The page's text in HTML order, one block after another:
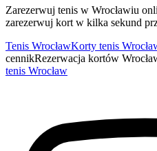
Zarezerwuj tenis w Wrocławiu
zarezerwuj kort w kilka sekund
Tenis WrocławKorty tenis
cennikRezerwacja kortów
tenis Wrocław